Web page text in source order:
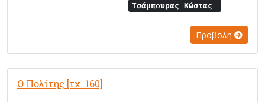
Τσάμπουρας Κώστας
Προβολή
Ο Πολίτης [τχ. 160]